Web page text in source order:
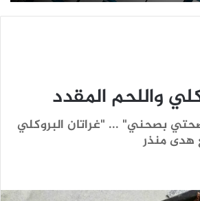
واللحم المقدد
بصحني" ... "غراتان البروكلي
هدى منذر